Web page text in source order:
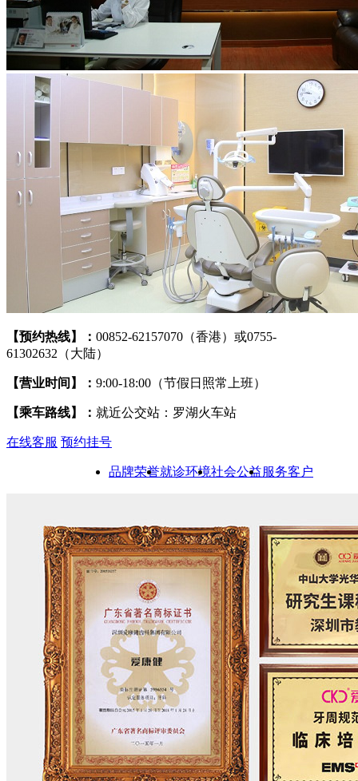
【预约热线】： 00852-62157070（香港）或0755-
61302632（大陆）
【营业时间】： 9:00-18:00（节假日照常上班）
【乘车路线】： 就近公交站：罗湖火车站
在线客服 预约挂号
品牌荣誉就诊环境社会公益服务客户